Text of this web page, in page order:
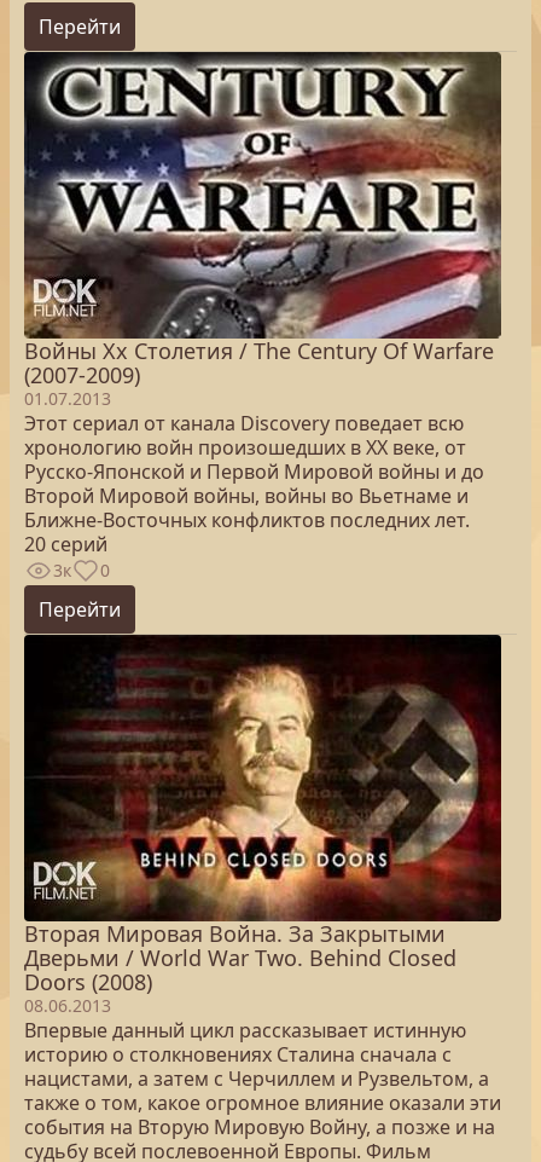
Перейти
Войны Xx Столетия / The Century Of Warfare
(2007-2009)
01.07.2013
Этот сериал от канала Discovery поведает всю
хронологию войн произошедших в XX веке, от
Русско-Японской и Первой Мировой войны и до
Второй Мировой войны, войны во Вьетнаме и
Ближне-Восточных конфликтов последних лет.
20 серий
3к 0
Перейти
Вторая Мировая Война. За Закрытыми
Дверьми / World War Two. Behind Closed
Doors (2008)
08.06.2013
Впервые данный цикл рассказывает истинную
историю о столкновениях Сталина сначала с
нацистами, а затем с Черчиллем и Рузвельтом, а
также о том, какое огромное влияние оказали эти
события на Вторую Мировую Войну, а позже и на
судьбу всей послевоенной Европы. Фильм